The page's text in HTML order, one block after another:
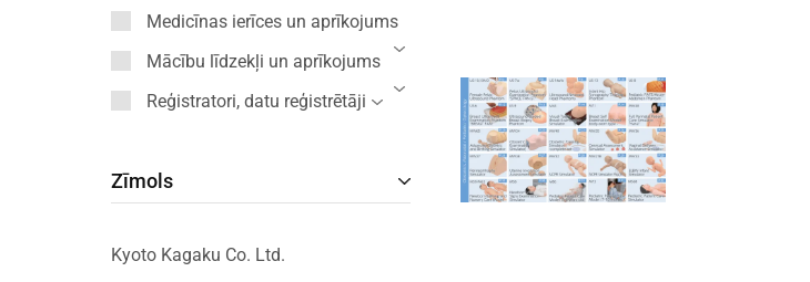
Medicīnas ierīces un aprīkojums
Mācību līdzekļi un aprīkojums
Reģistratori, datu reģistrētāji
Zīmols
Kyoto Kagaku Co. Ltd.